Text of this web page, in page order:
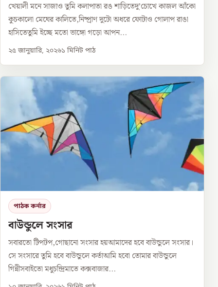
খেয়ালী মনে সাজাও তুমি কলাপাতা রঙ শাড়িতেদু’চোখে কাজল আঁকো
কুচকালো মেঘের কালিতে,নিষ্প্রাণ দুটো অধরে ফোটাও গোলাপ রাঙা
হাসিতেতুমি ইচ্ছে মতো ভাঙ্গো গড়ো আপন...
২৫ জানুয়ারি, ২০২৬১ মিনিট পাঠ
পাঠক কর্নার
বাউন্ডুলে সংসার
সবারতো টিপটপ,গোছানো সংসার হয়আমাদের হবে বাউন্ডুলে সংসার।
সে সংসারে তুমি হবে বাউন্ডুলে কর্তাআমি হবো তোমার বাউন্ডুলে
গিন্নীসবাইতো মধুচন্দ্রিমাতে কক্সবাজার...